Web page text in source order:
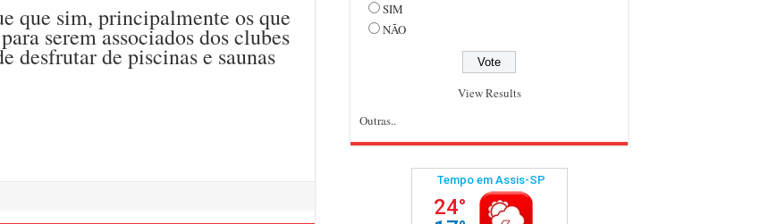
que sim, principalmente os que
serem associados dos clubes
desfrutar de piscinas e saunas
SIM
NÃO
View Results
Outras..